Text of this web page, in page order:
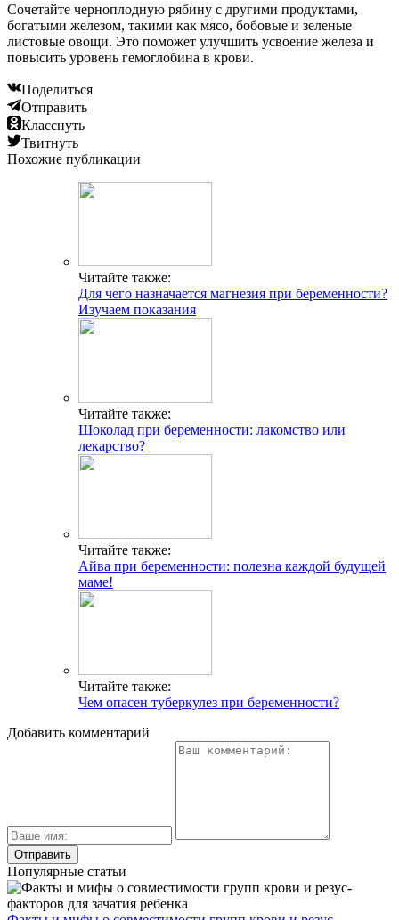
Сочетайте черноплодную рябину с другими продуктами,
богатыми железом, такими как мясо, бобовые и зеленые
листовые овощи. Это поможет улучшить усвоение железа и
повысить уровень гемоглобина в крови.
Поделиться
Отправить
Класснуть
Твитнуть
Похожие публикации
Читайте также:
Для чего назначается магнезия при беременности?
Изучаем показания
Читайте также:
Шоколад при беременности: лакомство или
лекарство?
Читайте также:
Айва при беременности: полезна каждой будущей
маме!
Читайте также:
Чем опасен туберкулез при беременности?
Добавить комментарий
Популярные статьи